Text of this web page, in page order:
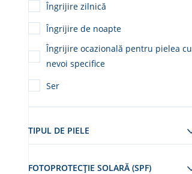
Îngrijire zilnică
Îngrijire de noapte
Îngrijire ocazională pentru pielea cu
nevoi specifice
Ser
TIPUL DE PIELE
FOTOPROTECȚIE SOLARĂ (SPF)